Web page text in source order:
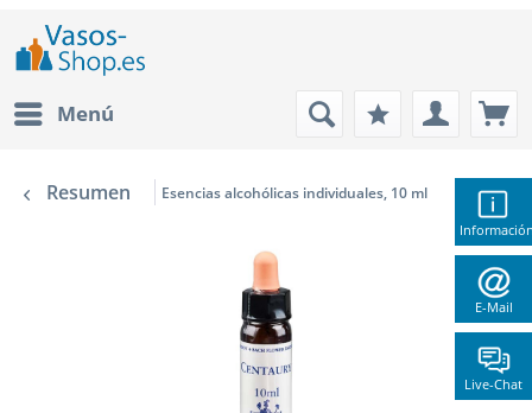
E-Mail
Live-Chat
Menú
Resumen Esencias alcohólicas individuales, 10 ml